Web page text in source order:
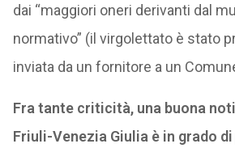
dai “maggiori oneri derivanti dal
normativo” (il virgolettato è stato
inviata da un fornitore a un
Fra tante criticità, una buona
Friuli-Venezia Giulia è in grado